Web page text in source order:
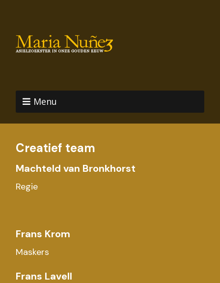
Menu
Creatief team
Machteld van Bronkhorst
Regie
Frans Krom
Maskers
Frans Lavell